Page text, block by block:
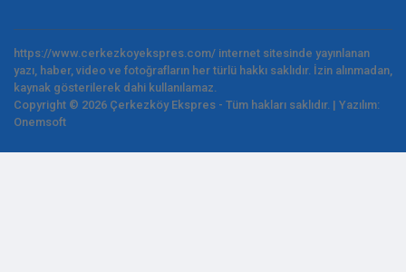
https://www.cerkezkoyekspres.com/ internet sitesinde yayınlanan
yazı, haber, video ve fotoğrafların her türlü hakkı saklıdır. İzin alınmadan,
kaynak gösterilerek dahi kullanılamaz.
Copyright © 2026 Çerkezköy Ekspres - Tüm hakları saklıdır. | Yazılım:
Onemsoft